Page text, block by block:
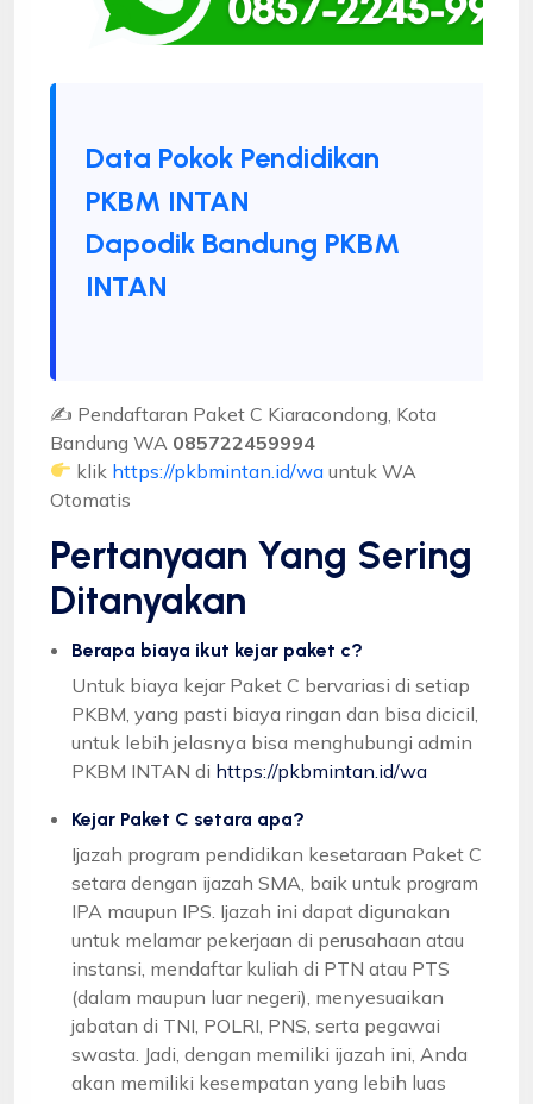
Data Pokok Pendidikan
PKBM INTAN
Dapodik Bandung PKBM
INTAN
✍ Pendaftaran Paket C Kiaracondong, Kota
Bandung WA 085722459994
klik https://pkbmintan.id/wa untuk WA
Otomatis
Pertanyaan Yang Sering
Ditanyakan
Berapa biaya ikut kejar paket c?
Untuk biaya kejar Paket C bervariasi di setiap
PKBM, yang pasti biaya ringan dan bisa dicicil,
untuk lebih jelasnya bisa menghubungi admin
PKBM INTAN di https://pkbmintan.id/wa
Kejar Paket C setara apa?
Ijazah program pendidikan kesetaraan Paket C
setara dengan ijazah SMA, baik untuk program
IPA maupun IPS. Ijazah ini dapat digunakan
untuk melamar pekerjaan di perusahaan atau
instansi, mendaftar kuliah di PTN atau PTS
(dalam maupun luar negeri), menyesuaikan
jabatan di TNI, POLRI, PNS, serta pegawai
swasta. Jadi, dengan memiliki ijazah ini, Anda
akan memiliki kesempatan yang lebih luas